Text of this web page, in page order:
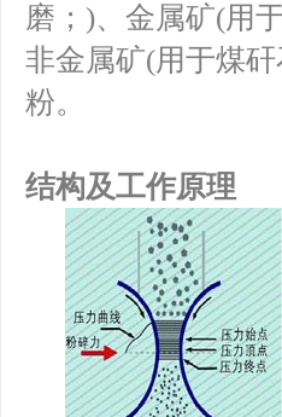
磨；)、金属矿(用
非金属矿(用于煤
粉。
结构及工作原理